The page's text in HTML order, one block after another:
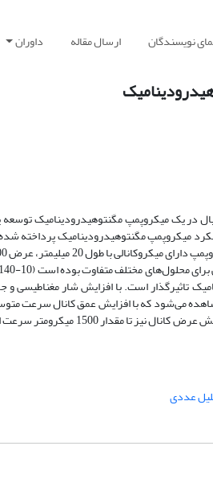
نویسندگان ارسال مقاله داوران
در یک میکروپمپ مگنتوهیدرودینامیک
میکروپمپ مگنتوهیدرودینامیک
تاثیرگذار است. با افزایش شار
میکرومتر بیشترین سرعت متوسط
عددی